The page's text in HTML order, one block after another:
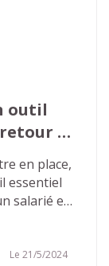
outil
en place,
essentiel
salarié en
Le 21/5/2024